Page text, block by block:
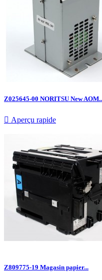
Z025645-00 NORITSU New
 Aperçu rapide
Z809775-19 Magasin papier...